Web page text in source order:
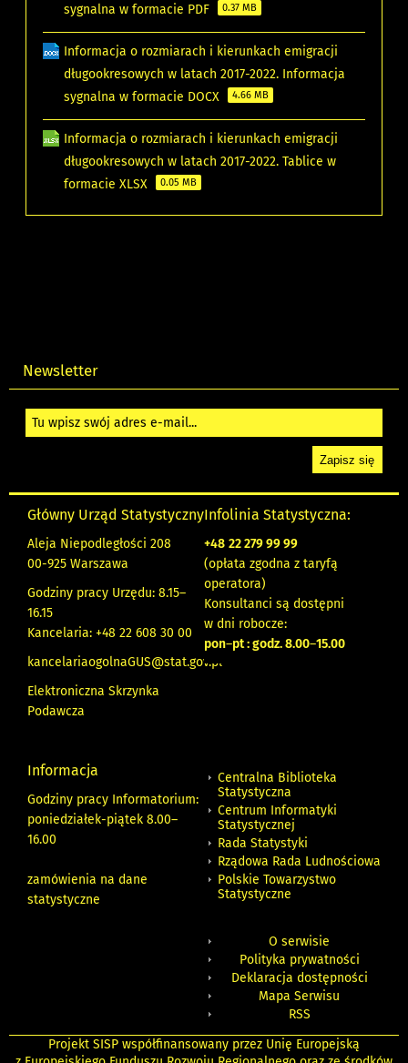
sygnalna w formacie PDF
0.37 MB
Informacja o rozmiarach i kierunkach emigracji
długookresowych w latach 2017-2022. Informacja
sygnalna w formacie DOCX
4.66 MB
Informacja o rozmiarach i kierunkach emigracji
długookresowych w latach 2017-2022. Tablice w
formacie XLSX
0.05 MB
Newsletter
Główny Urząd Statystyczny
Aleja Niepodległości 208
00-925 Warszawa
Godziny pracy Urzędu: 8.15–
16.15
Kancelaria: +48 22 608 30 00
kancelariaogolnaGUS@stat.gov.pl
Elektroniczna Skrzynka
Podawcza
Infolinia Statystyczna:
+48 22 279 99 99
(opłata zgodna z taryfą
operatora)
Konsultanci są dostępni
w dni robocze:
pon–pt : godz. 8.00–15.00
Informacja
Godziny pracy Informatorium:
poniedziałek-piątek 8.00–
16.00
zamówienia na dane
statystyczne
Centralna Biblioteka
Statystyczna
Centrum Informatyki
Statystycznej
Rada Statystyki
Rządowa Rada Ludnościowa
Polskie Towarzystwo
Statystyczne
O serwisie
Polityka prywatności
Deklaracja dostępności
Mapa Serwisu
RSS
Projekt SISP współfinansowany przez Unię Europejską